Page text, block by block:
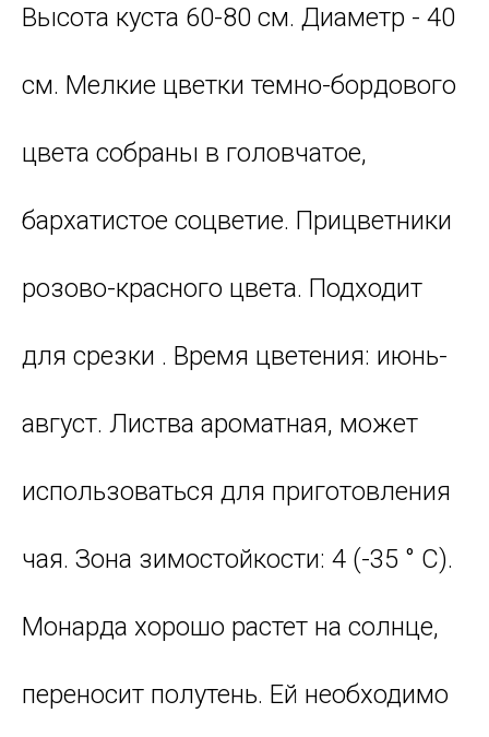
Высота куста 60-80 см. Диаметр - 40
см. Мелкие цветки темно-бордового
цвета собраны в головчатое,
бархатистое соцветие. Прицветники
розово-красного цвета. Подходит
для срезки . Время цветения: июнь-
август. Листва ароматная, может
использоваться для приготовления
чая. Зона зимостойкости: 4 (-35 ° С).
Монарда хорошо растет на солнце,
переносит полутень. Ей необходимо